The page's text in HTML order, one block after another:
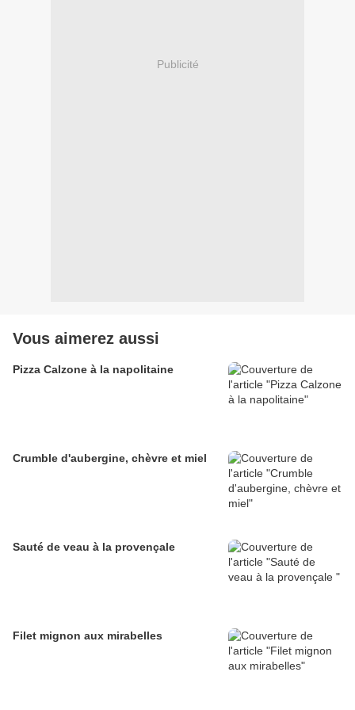
Publicité
Vous aimerez aussi
Pizza Calzone à la napolitaine
Crumble d'aubergine, chèvre et miel
Sauté de veau à la provençale
Filet mignon aux mirabelles